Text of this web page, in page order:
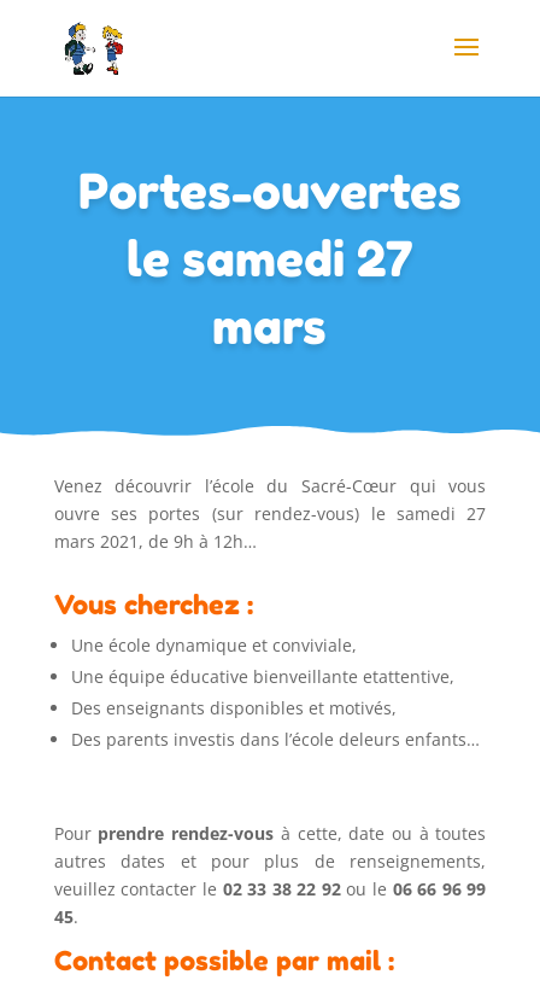
Portes-ouvertes
le samedi 27
mars
Venez découvrir l’école du Sacré-Cœur qui vous
ouvre ses portes (sur rendez-vous) le samedi 27
mars 2021, de 9h à 12h…
Vous cherchez :
Une école dynamique et conviviale,
Une équipe éducative bienveillante etattentive,
Des enseignants disponibles et motivés,
Des parents investis dans l’école deleurs enfants…
Pour prendre rendez-vous à cette, date ou à toutes
autres dates et pour plus de renseignements,
veuillez contacter le 02 33 38 22 92ou le 06 66 96 99
45.
Contact possible par mail :